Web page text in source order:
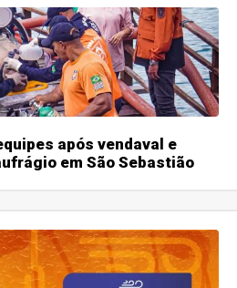
após vendaval e
em São Sebastião